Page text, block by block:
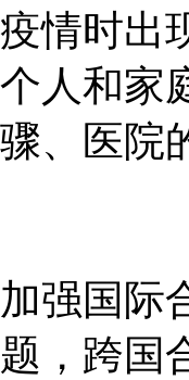
情时出
人和家
、医院
强国际
，跨国